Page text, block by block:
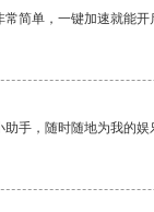
简单，一键加速就能开
手，随时随地为我的娱